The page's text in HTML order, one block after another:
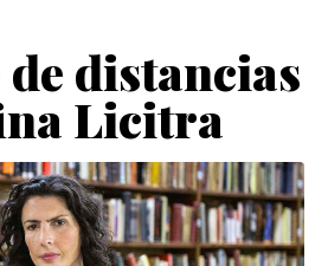
distancias
Licitra